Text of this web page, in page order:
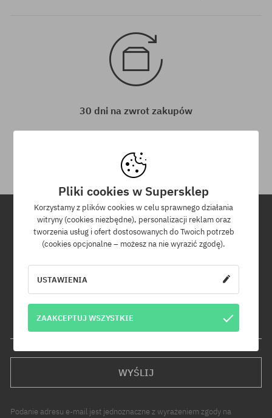
30 dni na zwrot zakupów
Newsletter
Zapisz się do naszego newslettera, a dowiesz się jako pierwszy o
WYŚLIJ
Podanie adresu e-mail jest jednoznaczne z wyrażeniem zgody na
Pliki cookies w Supersklep
Korzystamy z plików cookies w celu sprawnego działania
witryny (cookies niezbędne), personalizacji reklam oraz
tworzenia usług i ofert dostosowanych do Twoich potrzeb
(cookies opcjonalne – możesz na nie wyrazić zgodę).
USTAWIENIA
ZAAKCEPTUJ WSZYSTKIE